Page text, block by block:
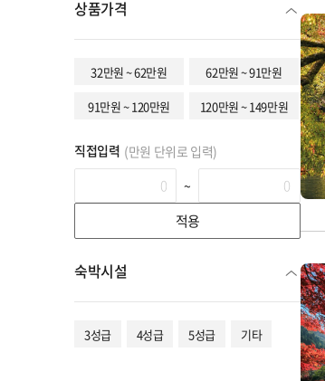
상품가격
32만원 ~ 62만원
62만원 ~ 91만원
91만원 ~ 120만원
120만원 ~ 149만원
직접입력 (만원 단위로 입력)
~
적용
숙박시설
3성급 4성급 5성급 기타